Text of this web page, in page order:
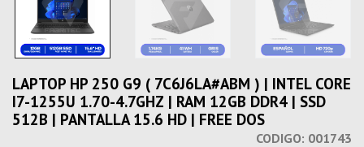
LAPTOP HP 250 G9 ( 7C6J6LA#ABM ) | INTEL CORE
I7-1255U 1.70-4.7GHZ | RAM 12GB DDR4 | SSD
512B | PANTALLA 15.6 HD | FREE DOS
CODIGO: 001743